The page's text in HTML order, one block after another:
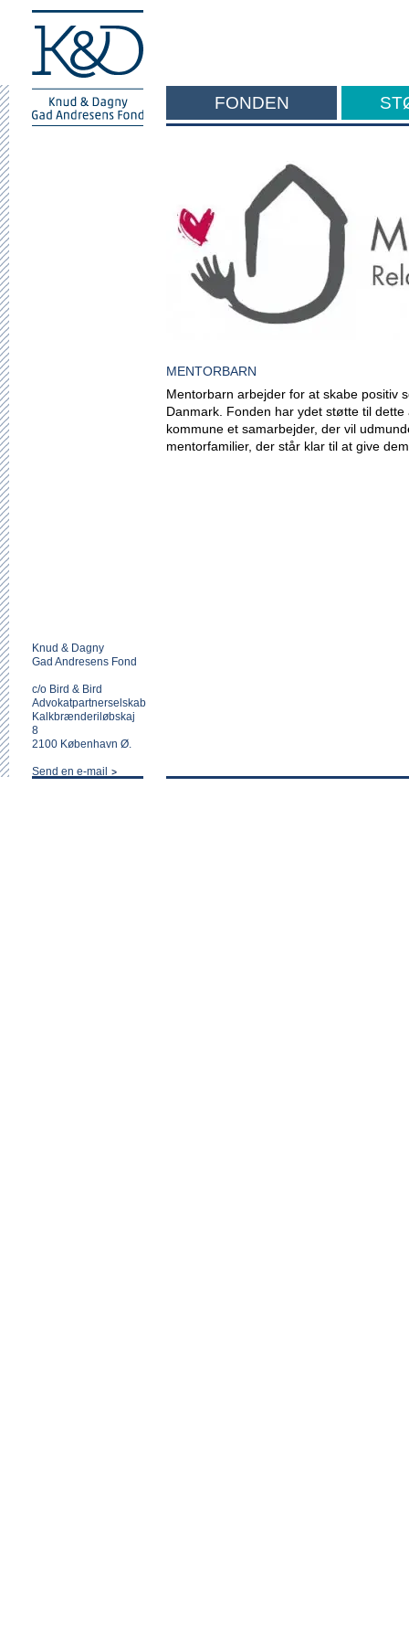
FONDEN
MENTORBARN
Mentorbarn arbejder for at skabe positiv
Danmark. Fonden har ydet støtte til
kommune et samarbejder, der vil
mentorfamilier, der står klar til at give
Knud & Dagny
Gad Andresens Fond
c/o Bird & Bird
Advokatpartnerselskab
Kalkbrænderiløbskaj
8
2100 København Ø.
Send en e-mail